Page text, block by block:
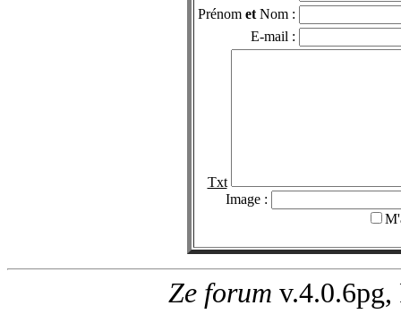
Prénom et Nom :
E-mail :
Txt
Image :
Ze forum